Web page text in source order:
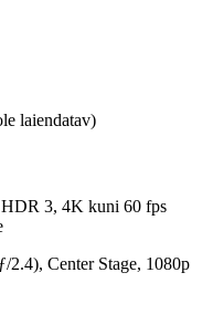
laiendatav)
HDR 3, 4K kuni 60 fps
2.4), Center Stage, 1080p